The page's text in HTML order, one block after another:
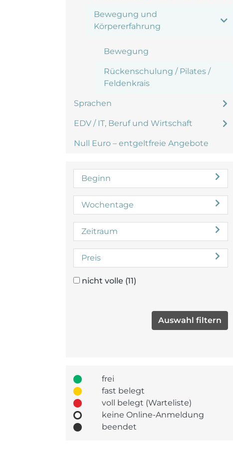
Bewegung und
Körpererfahrung
Bewegung
Rückenschulung / Pilates /
Feldenkrais
Sprachen
EDV / IT, Beruf und Wirtschaft
Null Euro – entgeltfreie Angebote
Beginn
Wochentage
Zeitraum
Preis
nicht volle (11)
frei
fast belegt
voll belegt (Warteliste)
keine Online-Anmeldung
beendet